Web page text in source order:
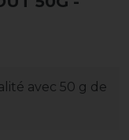
avec 50 g de